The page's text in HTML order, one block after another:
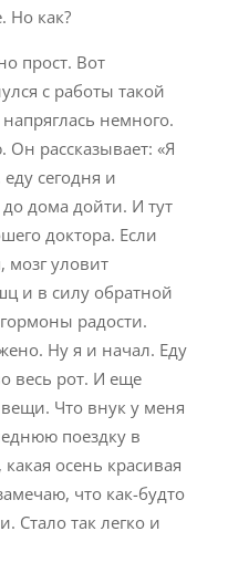
Но как?
прост. Вот
с работы такой
немного.
Он рассказывает: «Я
сегодня и
дома дойти. И тут
доктора. Если
мозг уловит
и в силу обратной
радости.
Ну я и начал. Еду
весь рот. И еще
Что внук у меня
поездку в
осень красивая
что как-будто
Стало так легко и